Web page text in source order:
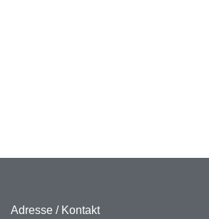
Adresse / Kontakt